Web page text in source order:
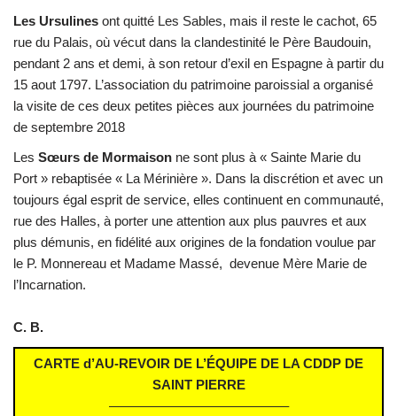
Les Ursulines ont quitté Les Sables, mais il reste le cachot, 65
rue du Palais, où vécut dans la clandestinité le Père Baudouin,
pendant 2 ans et demi, à son retour d’exil en Espagne à partir du
15 aout 1797. L’association du patrimoine paroissial a organisé
la visite de ces deux petites pièces aux journées du patrimoine
de septembre 2018
Les Sœurs de Mormaison ne sont plus à « Sainte Marie du
Port » rebaptisée « La Mérinière ». Dans la discrétion et avec un
toujours égal esprit de service, elles continuent en communauté,
rue des Halles, à porter une attention aux plus pauvres et aux
plus démunis, en fidélité aux origines de la fondation voulue par
le P. Monnereau et Madame Massé, devenue Mère Marie de
l’Incarnation.
C. B.
CARTE d’AU-REVOIR DE L’ÉQUIPE DE LA CDDP DE
SAINT PIERRE
—————————————–